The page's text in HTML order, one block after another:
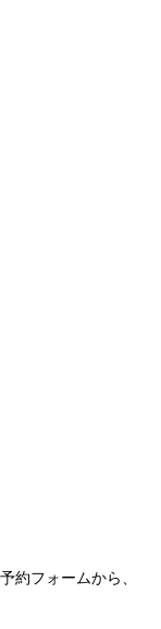
約フォームから、